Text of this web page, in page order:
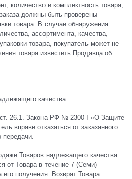
количество и комплектность товара,
должны быть проверены
товара. В случае обнаружения
ассортимента, качества,
товара, покупатель может не
товара известить Продавца об
качества:
26.1. Закона РФ № 2300-I «О Защите
вправе отказаться от заказанного
Товаров надлежащего качества
от Товара в течение 7 (Семи)
получения. Возврат Товара